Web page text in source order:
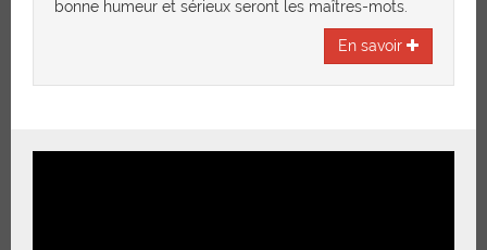
bonne humeur et sérieux seront les maîtres-mots.
En savoir